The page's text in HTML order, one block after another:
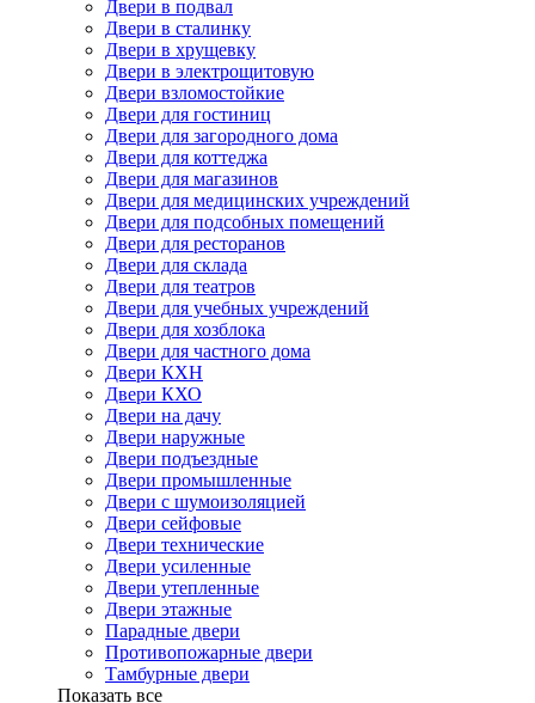
Двери в подвал
Двери в сталинку
Двери в хрущевку
Двери в электрощитовую
Двери взломостойкие
Двери для гостиниц
Двери для загородного дома
Двери для коттеджа
Двери для магазинов
Двери для медицинских учреждений
Двери для подсобных помещений
Двери для ресторанов
Двери для склада
Двери для театров
Двери для учебных учреждений
Двери для хозблока
Двери для частного дома
Двери КХН
Двери КХО
Двери на дачу
Двери наружные
Двери подъездные
Двери промышленные
Двери с шумоизоляцией
Двери сейфовые
Двери технические
Двери усиленные
Двери утепленные
Двери этажные
Парадные двери
Противопожарные двери
Тамбурные двери
Показать все